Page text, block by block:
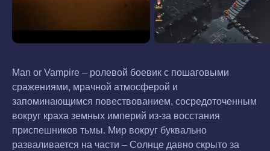
Man or Vampire – ролевой боевик с пошаговыми
сражениями, мрачной атмосферой и
запоминающимся повествованием, сосредоточенным
вокруг краха земных империй из-за восстания
приспешников тьмы. Мир вокруг буквально
разваливается на части – Солнце давно скрыто за